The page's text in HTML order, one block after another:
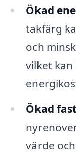
Ökad
takfärg
och
vilket
Ökad
värde